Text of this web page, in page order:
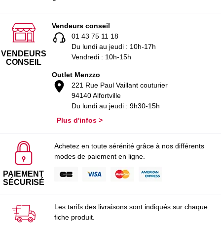
VENDEURS
CONSEIL
Vendeurs conseil
01 43 75 11 18
Du lundi au jeudi : 10h-17h
Vendredi : 10h-15h
Outlet Menzzo
221 Rue Paul Vaillant couturier
94140 Alfortville
Du lundi au jeudi : 9h30-15h
Plus d'infos >
PAIEMENT
SÉCURISÉ
Achetez en toute sérénité grâce à nos différents
modes de paiement en ligne.
Les tarifs des livraisons sont indiqués sur chaque
fiche produit.